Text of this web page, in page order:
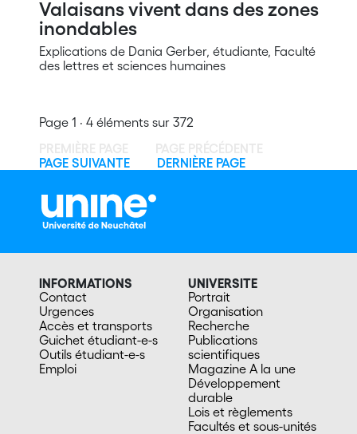
Valaisans vivent dans des zones
inondables
Explications de Dania Gerber, étudiante, Faculté
des lettres et sciences humaines
Page 1 · 4 éléments sur 372
PAGE SUIVANTE
DERNIÈRE PAGE
INFORMATIONS
Contact
Urgences
Accès et transports
Guichet étudiant-e-s
Outils étudiant-e-s
Emploi
UNIVERSITE
Portrait
Organisation
Recherche
Publications
scientifiques
Magazine A la une
Développement
durable
Lois et règlements
Facultés et sous-unités